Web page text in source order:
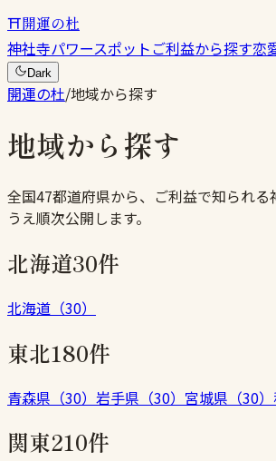
⛩開運の杜
神社寺パワースポットご利益から探す恋
Dark
開運の杜/地域から探す
地域から探す
全国47都道府県から、ご利益で知られ
うえ順次公開します。
北海道30件
北海道 （30）
東北180件
青森県 （30） 岩手県 （30） 宮城県 （30）
関東210件